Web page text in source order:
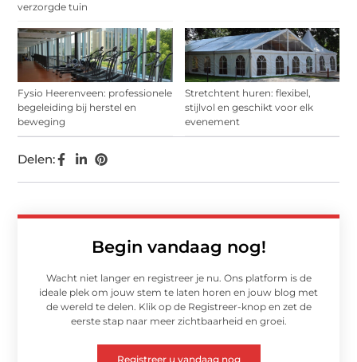
verzorgde tuin
Fysio Heerenveen: professionele
begeleiding bij herstel en
beweging
Stretchtent huren: flexibel,
stijlvol en geschikt voor elk
evenement
Begin vandaag nog!
Wacht niet langer en registreer je nu. Ons platform is de
ideale plek om jouw stem te laten horen en jouw blog met
de wereld te delen. Klik op de Registreer-knop en zet de
eerste stap naar meer zichtbaarheid en groei.
Registreer u vandaag nog
Delen: